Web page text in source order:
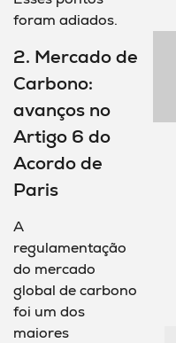
foram adiados.
2. Mercado de
Carbono:
avanços no
Artigo 6 do
Acordo de
Paris
A
regulamentação
do mercado
global de carbono
foi um dos
maiores